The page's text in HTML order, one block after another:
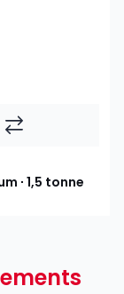
∙ 1,5 tonne